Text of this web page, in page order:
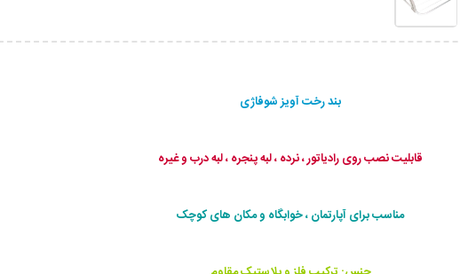
بند رخت آویز شوفاژی
قابلیت نصب روی رادیاتور ، نرده ، لبه پنجره ، لبه درب و غیره
مناسب برای آپارتمان ، خوابگاه و مکان های کوچک